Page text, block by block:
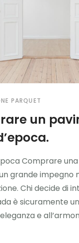
PARQUET
un
Comprare
grande impegno
Chi decide di
è sicuramente
e